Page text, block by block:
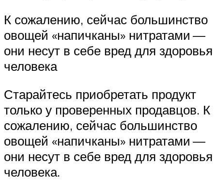
К сожалению, сейчас большинство
овощей «напичканы» нитратами —
они несут в себе вред для здоровья
человека
Старайтесь приобретать продукт
только у проверенных продавцов. К
сожалению, сейчас большинство
овощей «напичканы» нитратами —
они несут в себе вред для здоровья
человека.